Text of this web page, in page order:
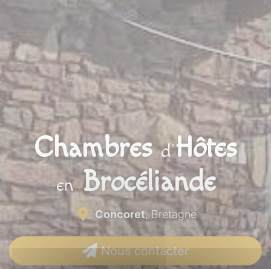
Chambresd’Hôtes
enBrocéliande
Concoret, Bretagne
Nous contacter